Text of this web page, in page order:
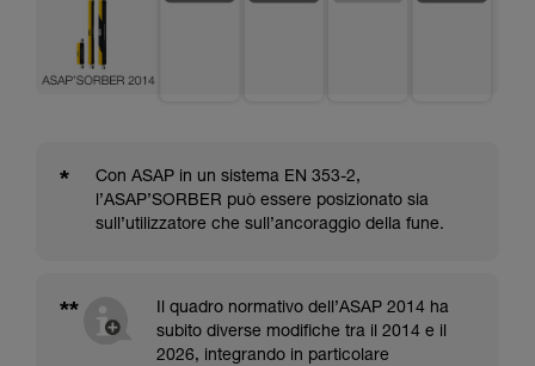
*
Con ASAP in un sistema EN 353-2,
l’ASAP’SORBER può essere posizionato sia
sull’utilizzatore che sull’ancoraggio della fune.
**
Il quadro normativo dell’ASAP 2014 ha
subito diverse modifiche tra il 2014 e il
2026, integrando in particolare